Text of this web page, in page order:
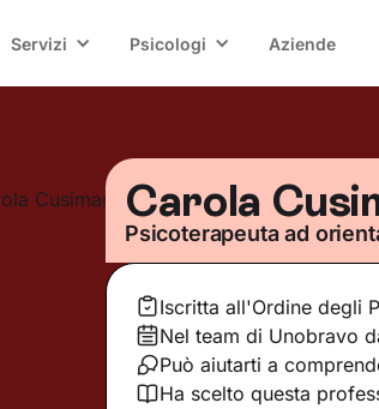
Servizi Psicologi Aziende
Carola
Psicoterapeuta ad
Iscritta all'Ordine degli
Nel team di Unobravo
Può aiutarti a
Ha scelto questa